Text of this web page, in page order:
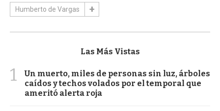
Humberto de Vargas
Las Más Vistas
1
Un muerto, miles de personas sin luz, árboles
caídos y techos volados por el temporal que
ameritó alerta roja